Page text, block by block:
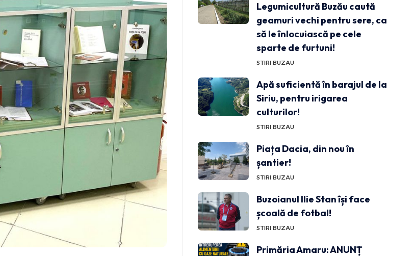
Legumicultură Buzău caută
geamuri vechi pentru sere, ca
să le înlocuiască pe cele
sparte de furtuni!
STIRI BUZAU
Apă suficientă în barajul de la
Siriu, pentru irigarea
culturilor!
STIRI BUZAU
Piața Dacia, din nou în
șantier!
STIRI BUZAU
Buzoianul Ilie Stan își face
școală de fotbal!
STIRI BUZAU
Primăria Amaru: ANUNȚ